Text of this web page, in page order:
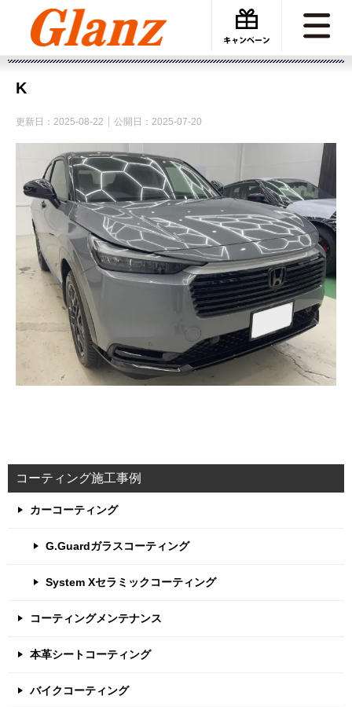
カーケアグランツ グーグルの口コミ投稿
K
更新日： 2025-08-22 公開日： 2025-07-20
コーティング施工事例
カーコーティング
G.Guardガラスコーティング
System Xセラミックコーティング
コーティングメンテナンス
本革シートコーティング
バイクコーティング